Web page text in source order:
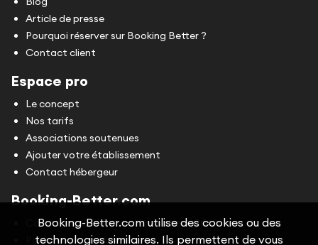
Article de presse
Pourquoi réserver sur Booking Better ?
Contact client
Espace pro
Le concept
Nos tarifs
Associations soutenues
Ajouter votre établissement
Contact hébergeur
Booking-Better.com
Conditions Générales d'Utilisation (CGU)
Politique de confidentialité
Booking-Better.com utilise des cookies ou des
technologies similaires. Ils permettent de vous